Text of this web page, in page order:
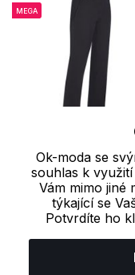
MEGA
24W(52)/36 26W(54)/
Dámské kalhoty
Brook
Ok-moda se
souhlas k
Vám mimo jiné
týkající se
Potvrdíte ho